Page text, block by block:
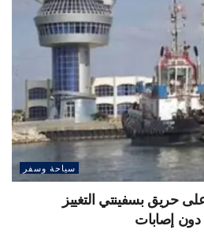
سياحة وسفر
حريق بسفينتي التغييز
دون إصابات